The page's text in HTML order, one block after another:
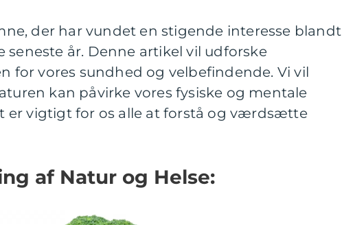
der har vundet en stigende interesse blandt
seneste år. Denne artikel vil udforske
for vores sundhed og velbefindende. Vi vil
kan påvirke vores fysiske og mentale
er vigtigt for os alle at forstå og værdsætte
af Natur og Helse: